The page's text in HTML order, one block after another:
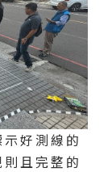
好測線的
且完整的